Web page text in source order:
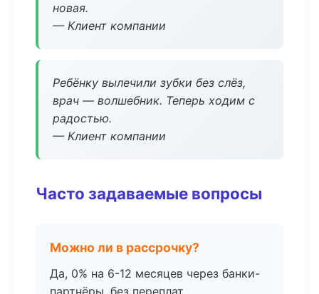
новая.
— Клиент компании
Ребёнку вылечили зубки без слёз,
врач — волшебник. Теперь ходим с
радостью.
— Клиент компании
Часто задаваемые вопросы
Можно ли в рассрочку?
Да, 0% на 6-12 месяцев через банки-
партнёры, без переплат.